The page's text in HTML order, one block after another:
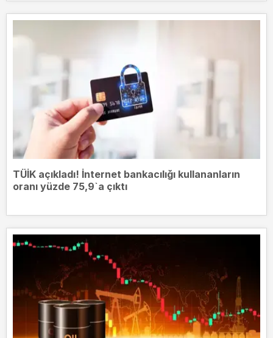
TÜİK açıkladı! İnternet bankacılığı kullananların
oranı yüzde 75,9`a çıktı